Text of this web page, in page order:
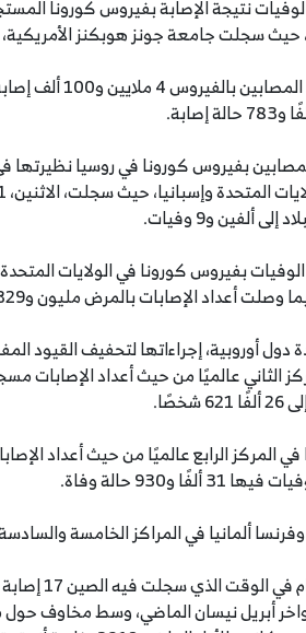
جامعة جونز هوبكنز الأمريكية، الاثنين، 282 ألفًا
بفيروس كورونا في روسيا نظيرتها
ألفين و9 وفيات.
دول أوروبية، إجراءاتها لتحفيف القيود
و930 حالة وفاة.
ألمانيا في المراكز الخامسة
تأتي هذه
أبريل نيسان الماضي، وسط مخاوف